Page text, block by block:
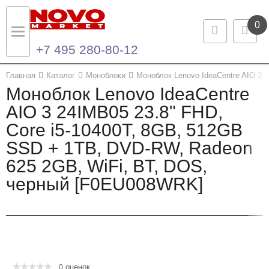
0
+7 495 280-80-12
Главная Каталог Моноблоки Моноблок Lenovo IdeaCentre AIO 3
Моноблок Lenovo IdeaCentre
AIO 3 24IMB05 23.8" FHD,
Core i5-10400T, 8GB, 512GB
SSD + 1TB, DVD-RW, Radeon
625 2GB, WiFi, BT, DOS,
черный [F0EU008WRK]
0 оценок
Назад
Каталог продукции
Ноутбуки и ультрабуки
Компьютеры
Моноблоки
Назад
Контакты
Контактная информация